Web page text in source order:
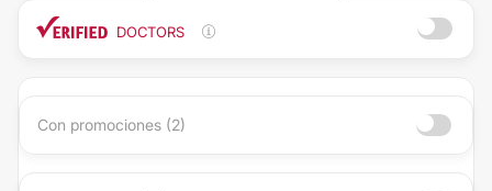
DOCTORS
Con promociones (2)